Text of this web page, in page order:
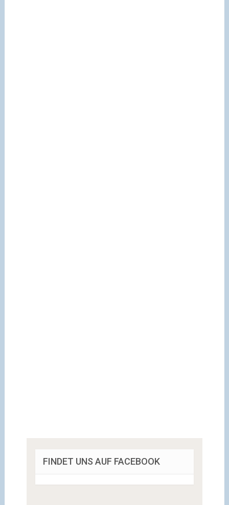
FINDET UNS AUF FACEBOOK